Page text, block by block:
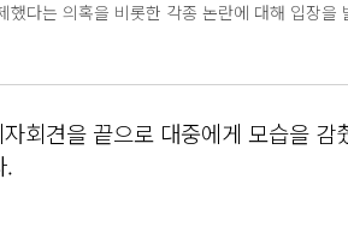
했다는 의혹을 비롯한 각종 논란에 대해 입장을
회견을 끝으로 대중에게 모습을
.